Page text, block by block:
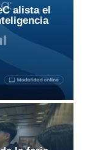
alista el